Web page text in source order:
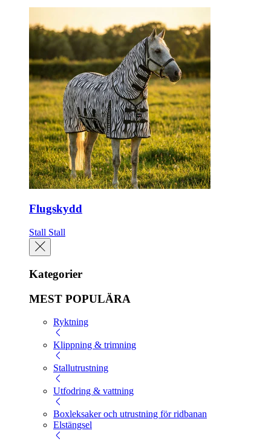
Flugskydd
Stall Stall
Kategorier
MEST POPULÄRA
Ryktning
Klippning & trimning
Stallutrustning
Utfodring & vattning
Boxleksaker och utrustning för ridbanan
Elstängsel